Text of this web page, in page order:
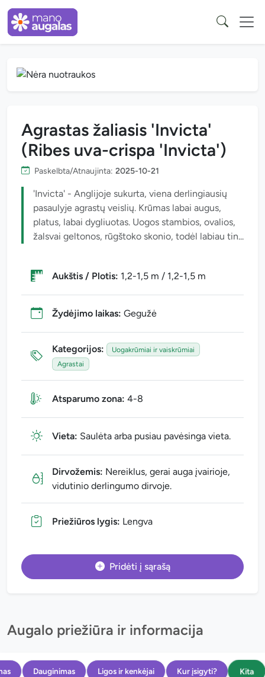
Agrastas žaliasis 'Invicta'
(Ribes uva-crispa 'Invicta')
Paskelbta/Atnaujinta: 2025-10-21
'Invicta' - Anglijoje sukurta, viena derlingiausių
pasaulyje agrastų veislių. Krūmas labai augus,
platus, labai dygliuotas. Uogos stambios, ovalios,
žalsvai geltonos, rūgštoko skonio, todėl labiau tin...
Aukštis / Plotis: 1,2-1,5 m / 1,2-1,5 m
Žydėjimo laikas: Gegužė
Kategorijos:
Uogakrūmiai ir vaiskrūmiai
Agrastai
Atsparumo zona: 4-8
Vieta: Saulėta arba pusiau pavėsinga vieta.
Dirvožemis: Nereiklus, gerai auga įvairioje,
vidutinio derlingumo dirvoje.
Priežiūros lygis: Lengva
Pridėti į sąrašą
Augalo priežiūra ir informacija
Dauginimas Ligos ir kenkėjai Kur įsigyti? Kita